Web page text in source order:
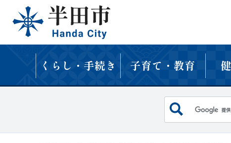
くらし・手続き 子育て・教育